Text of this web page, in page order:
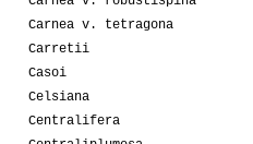
Carnea v. tetragona
Carretii
Casoi
Celsiana
Centralifera